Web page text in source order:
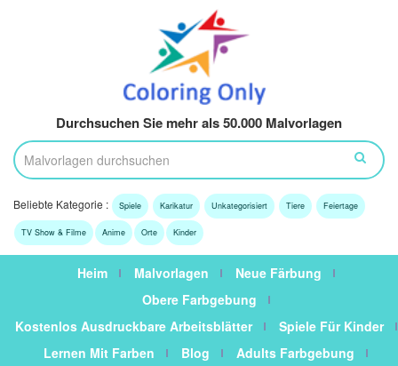
Durchsuchen Sie mehr als 50.000 Malvorlagen
Beliebte Kategorie : Spiele Karikatur Unkategorisiert Tiere Feiertage
TV Show & Filme Anime Orte Kinder
Heim Malvorlagen
Neue Färbung
Obere Farbgebung
Kostenlos Ausdruckbare Arbeitsblätter
Spiele Für Kinder
Lernen Mit Farben
Blog
Adults Farbgebung